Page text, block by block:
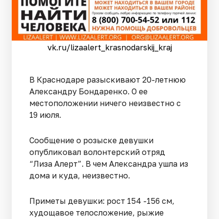
vk.ru/lizaalert_krasnodarskij_kraj
В Краснодаре разыскивают 20-летнюю
Александру Бондаренко. О ее
местоположении ничего неизвестно с
19 июля.
Сообщение о розыске девушки
опубликовал волонтерский отряд
“Лиза Алерт”. В чем Александра ушла из
дома и куда, неизвестно.
Приметы девушки: рост 154 -156 см,
худощавое телосложение, рыжие